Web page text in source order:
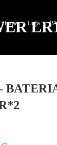
Home > Loja >